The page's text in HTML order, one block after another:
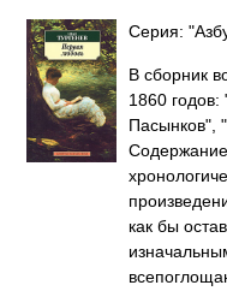
Серия:
В сборник
1860
Пасынков",
как бы